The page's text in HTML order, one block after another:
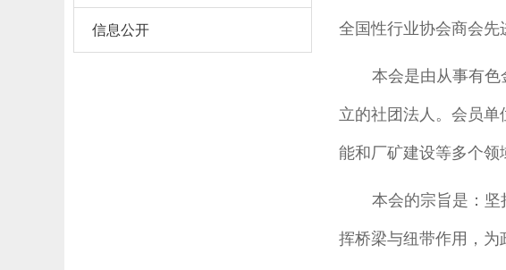
信息公开 全国性行业协会商会先
本会是由从事有
立的社团法人。会员
能和厂矿建设等多个领
本会的宗旨是：
挥桥梁与纽带作用，为